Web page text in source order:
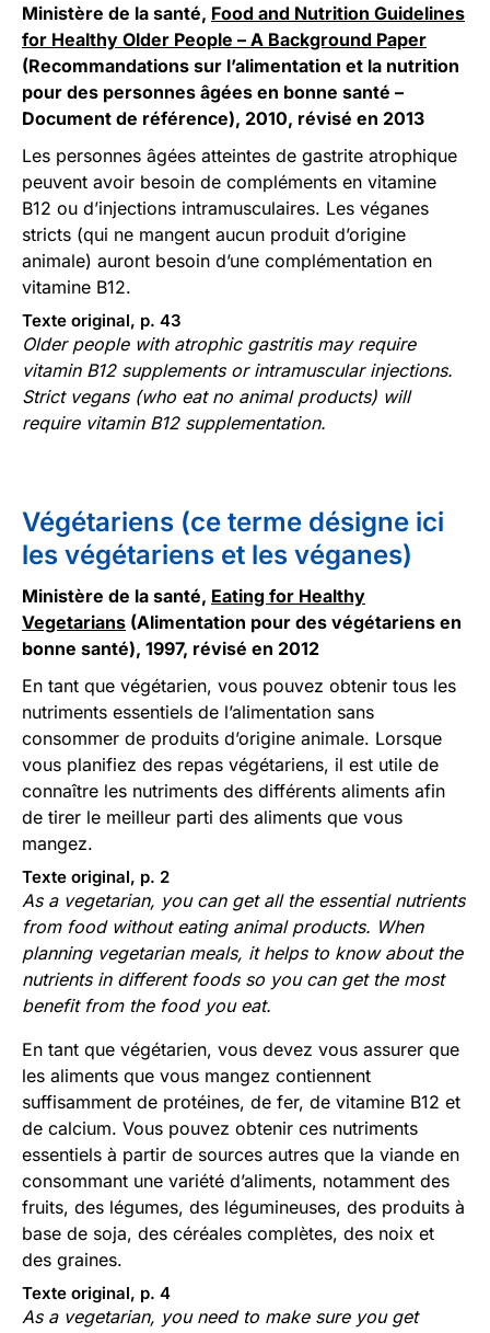
Ministère de la santé, Food and Nutrition Guidelines
for Healthy Older People – A Background Paper
(Recommandations sur l’alimentation et la nutrition
pour des personnes âgées en bonne santé –
Document de référence), 2010, révisé en 2013
Les personnes âgées atteintes de gastrite atrophique
peuvent avoir besoin de compléments en vitamine
B12 ou d’injections intramusculaires. Les véganes
stricts (qui ne mangent aucun produit d’origine
animale) auront besoin d’une complémentation en
vitamine B12.
Texte original, p. 43
Older people with atrophic gastritis may require
vitamin B12 supplements or intramuscular injections.
Strict vegans (who eat no animal products) will
require vitamin B12 supplementation.
Végétariens (ce terme désigne ici
les végétariens et les véganes)
Ministère de la santé, Eating for Healthy
Vegetarians (Alimentation pour des végétariens en
bonne santé), 1997, révisé en 2012
En tant que végétarien, vous pouvez obtenir tous les
nutriments essentiels de l’alimentation sans
consommer de produits d’origine animale. Lorsque
vous planifiez des repas végétariens, il est utile de
connaître les nutriments des différents aliments afin
de tirer le meilleur parti des aliments que vous
mangez.
Texte original, p. 2
As a vegetarian, you can get all the essential nutrients
from food without eating animal products. When
planning vegetarian meals, it helps to know about the
nutrients in different foods so you can get the most
benefit from the food you eat.
En tant que végétarien, vous devez vous assurer que
les aliments que vous mangez contiennent
suffisamment de protéines, de fer, de vitamine B12 et
de calcium. Vous pouvez obtenir ces nutriments
essentiels à partir de sources autres que la viande en
consommant une variété d’aliments, notamment des
fruits, des légumes, des légumineuses, des produits à
base de soja, des céréales complètes, des noix et
des graines.
Texte original, p. 4
As a vegetarian, you need to make sure you get